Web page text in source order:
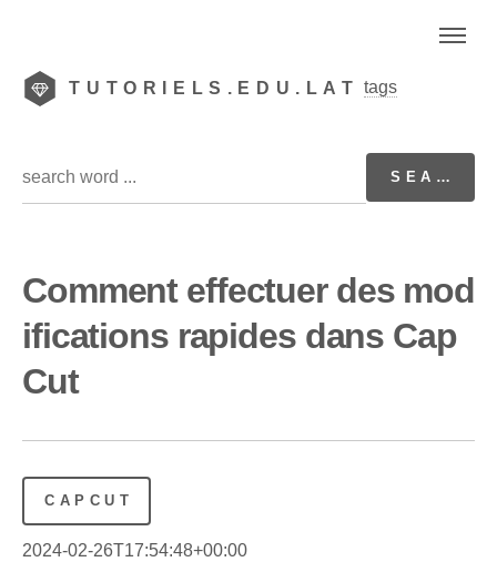
TUTORIELS.EDU.LAT tags
Comment effectuer des mod
ifications rapides dans Cap
Cut
CAPCUT
2024-02-26T17:54:48+00:00